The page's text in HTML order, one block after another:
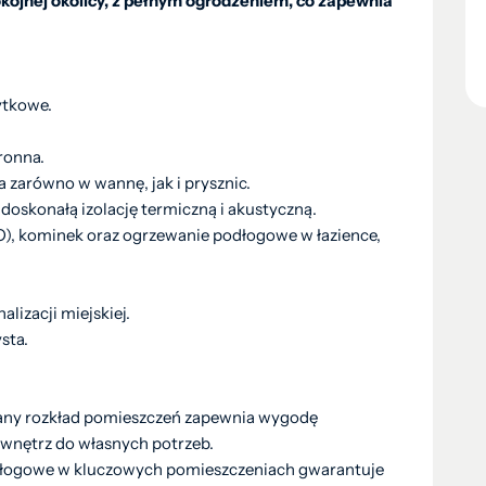
w wannę, jak i prysznic.
izolację termiczną i akustyczną.
kominek oraz ogrzewanie podłogowe w łazience,
miejskiej.
rozkład pomieszczeń zapewnia wygodę
do własnych potrzeb.
w kluczowych pomieszczeniach gwarantuje